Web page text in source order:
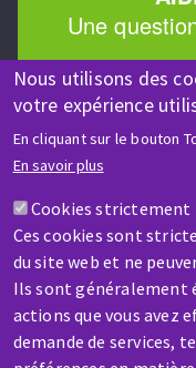
Nous utilisons des
votre expérience
En cliquant sur le bouton
En savoir plus
Cookies strictement
Ces cookies sont
du site web et ne
Ils sont généralement
actions que vous avez
demande de services,
Une
Une